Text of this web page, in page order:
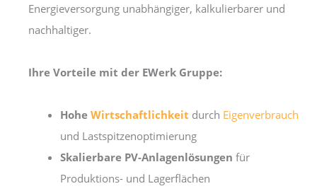
Energieversorgung unabhängiger, kalkulierbarer und
nachhaltiger.
Ihre Vorteile mit der EWerk Gruppe:
Hohe Wirtschaftlichkeit durch Eigenverbrauch
und Lastspitzenoptimierung
Skalierbare PV-Anlagenlösungen für
Produktions- und Lagerflächen